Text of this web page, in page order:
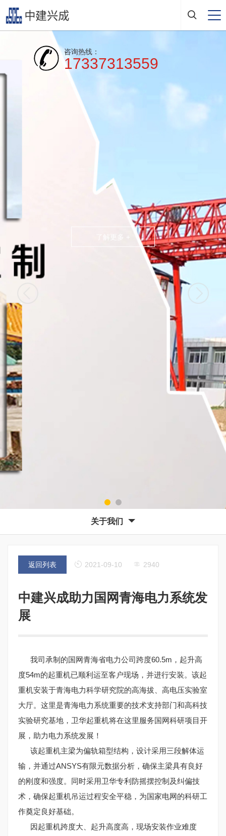
咨询热线：
17337313559
了解更多 +
关于我们
返回列表 2021-09-10 2940
中建兴成助力国网青海电力系统发
展
我司承制的国网青海省电力公司跨度60.5m，起升高
度54m的起重机已顺利运至客户现场，并进行安装。该起
重机安装于青海电力科学研究院的高海拔、高电压实验室
大厅。这里是青海电力系统重要的技术支持部门和高科技
实验研究基地，卫华起重机将在这里服务国网科研项目开
展，助力电力系统发展！
该起重机主梁为偏轨箱型结构，设计采用三段解体运
输，并通过ANSYS有限元数据分析，确保主梁具有良好
的刚度和强度。同时采用卫华专利防摇摆控制及纠偏技
术，确保起重机吊运过程安全平稳，为国家电网的科研工
作奠定良好基础。
因起重机跨度大、起升高度高，现场安装作业难度